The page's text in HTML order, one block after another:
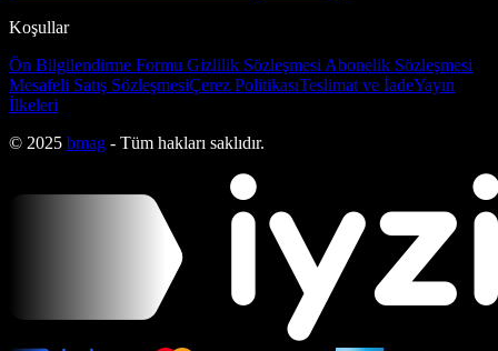
Koşullar
Ön Bilgilendirme Formu Gizlilik Sözleşmesi Abonelik Sözleşmesi
Mesafeli Satış SözleşmesiÇerez PolitikasıTeslimat ve İadeYayın
İlkeleri
© 2025 bmag - Tüm hakları saklıdır.